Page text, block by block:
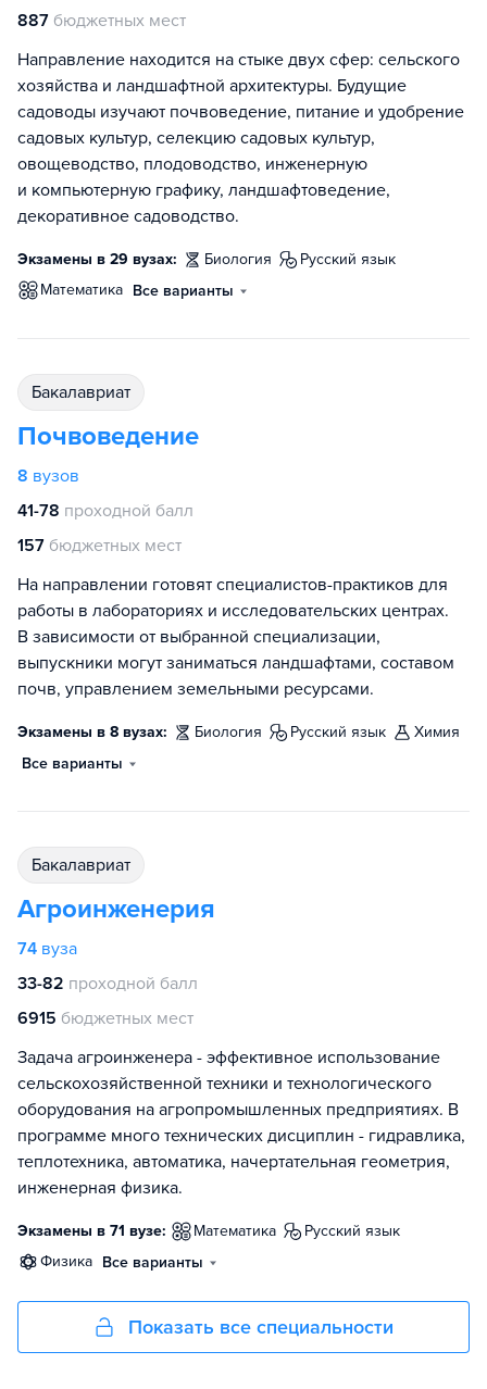
887 бюджетных мест
Направление находится на стыке двух сфер: сельского
хозяйства и ландшафтной архитектуры. Будущие
садоводы изучают почвоведение, питание и удобрение
садовых культур, селекцию садовых культур,
овощеводство, плодоводство, инженерную
и компьютерную графику, ландшафтоведение,
декоративное садоводство.
Экзамены в 29 вузах: биология
русский язык
математика Все варианты
бакалавриат
Почвоведение
8 вузов
41-78 проходной балл
157 бюджетных мест
На направлении готовят специалистов-практиков для
работы в лабораториях и исследовательских центрах.
В зависимости от выбранной специализации,
выпускники могут заниматься ландшафтами, составом
почв, управлением земельными ресурсами.
Экзамены в 8 вузах: биология русский язык
химия
Все варианты
бакалавриат
Агроинженерия
74 вуза
33-82 проходной балл
6915 бюджетных мест
Задача агроинженера - эффективное использование
сельскохозяйственной техники и технологического
оборудования на агропромышленных предприятиях. В
программе много технических дисциплин - гидравлика,
теплотехника, автоматика, начертательная геометрия,
инженерная физика.
Экзамены в 71 вузе: математика
русский язык
физика Все варианты
Показать все специальности